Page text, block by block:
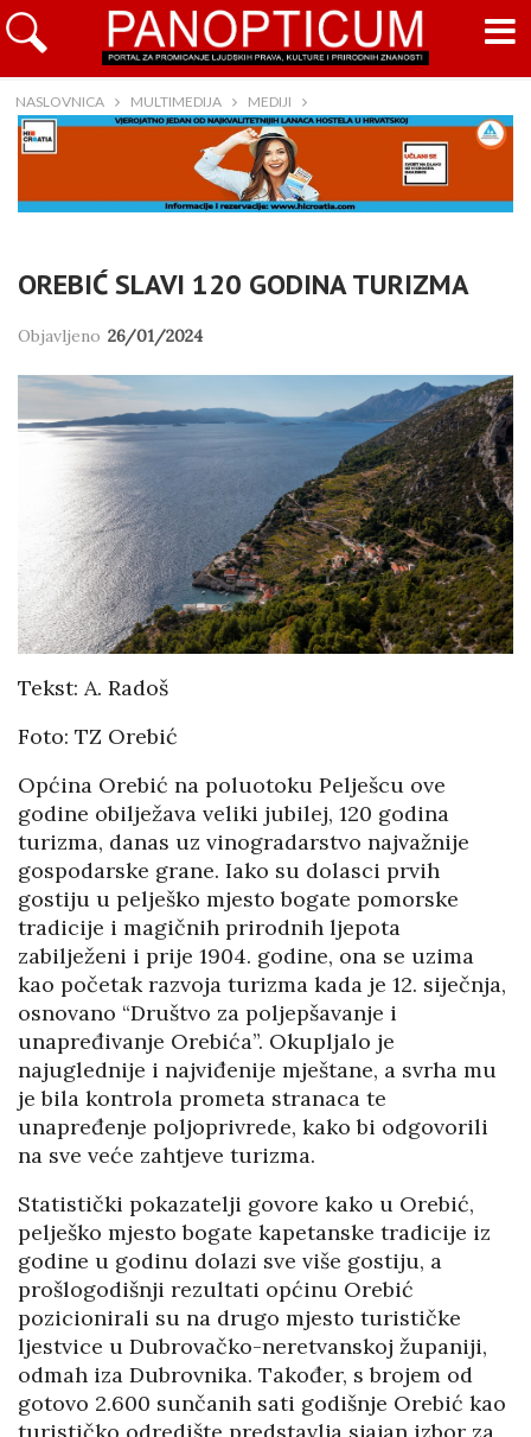
NASLOVNICA MULTIMEDIJA MEDIJI
OREBIĆ SLAVI 120 GODINA TURIZMA
Objavljeno 26/01/2024
Tekst: A. Radoš
Foto: TZ Orebić
Općina Orebić na poluotoku Pelješcu ove
godine obilježava veliki jubilej, 120 godina
turizma, danas uz vinogradarstvo najvažnije
gospodarske grane. Iako su dolasci prvih
gostiju u pelješko mjesto bogate pomorske
tradicije i magičnih prirodnih ljepota
zabilježeni i prije 1904. godine, ona se uzima
kao početak razvoja turizma kada je 12. siječnja,
osnovano “Društvo za poljepšavanje i
unapređivanje Orebića”. Okupljalo je
najuglednije i najviđenije mještane, a svrha mu
je bila kontrola prometa stranaca te
unapređenje poljoprivrede, kako bi odgovorili
na sve veće zahtjeve turizma.
Statistički pokazatelji govore kako u Orebić,
pelješko mjesto bogate kapetanske tradicije iz
godine u godinu dolazi sve više gostiju, a
prošlogodišnji rezultati općinu Orebić
pozicionirali su na drugo mjesto turističke
ljestvice u Dubrovačko-neretvanskoj županiji,
odmah iza Dubrovnika. Također, s brojem od
gotovo 2.600 sunčanih sati godišnje Orebić kao
turističko odredište predstavlja sjajan izbor za